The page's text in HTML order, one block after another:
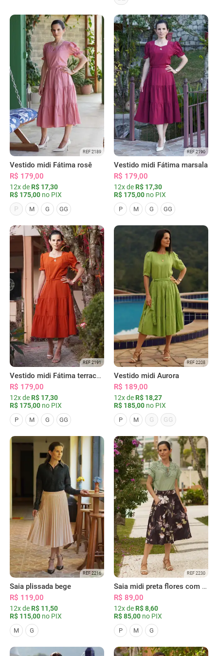
REF 2189
Vestido midi Fátima rosê
R$ 179,00
12x de R$ 17,30
R$ 175,00 no PIX
P
M G GG
REF 2190
Vestido midi Fátima marsala
R$ 179,00
12x de R$ 17,30
R$ 175,00 no PIX
P M G GG
REF 2191
Vestido midi Fátima terracota
R$ 179,00
12x de R$ 17,30
R$ 175,00 no PIX
P M G GG
REF 2208
Vestido midi Aurora
R$ 189,00
12x de R$ 18,27
R$ 185,00 no PIX
P M G GG
REF 2216
Saia plissada bege
R$ 119,00
12x de R$ 11,50
R$ 115,00 no PIX
M G
REF 2230
Saia midi preta flores com bolsos
R$ 89,00
12x de R$ 8,60
R$ 85,00 no PIX
P M G